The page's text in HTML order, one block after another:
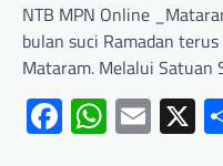
NTB MPN Online
bulan suci Ramadan
Mataram. Melalui Satuan
FacebookX